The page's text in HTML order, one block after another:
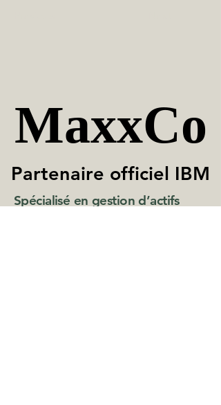
MaxxCo
MaxxCo
Partenaire officiel IBM
Partenaire officiel IBM
Spécialisé en gestion d’actifs